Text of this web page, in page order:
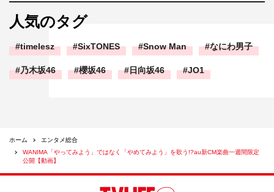
人気のタグ
timelesz SixTONES Snow Man なにわ男子
乃木坂46 櫻坂46 日向坂46 JO1
ホーム
エンタメ総合
WANIMA「やってみよう」ではなく「やめてみよう」を歌う!?au新CM楽曲一週間限定
公開【動画】